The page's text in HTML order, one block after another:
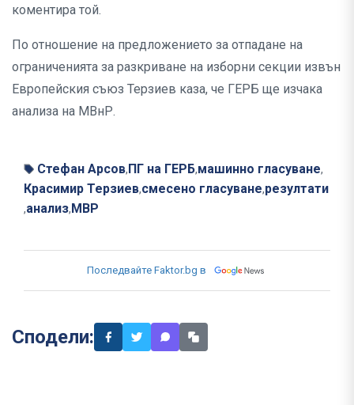
коментира той.
По отношение на предложението за отпадане на
ограниченията за разкриване на изборни секции извън
Европейския съюз Терзиев каза, че ГЕРБ ще изчака
анализа на МВнР.
Стефан Арсов, ПГ на ГЕРБ,машинно гласуване,
Красимир Терзиев,смесено гласуване,резултати
,анализ, МВР
Последвайте Faktor.bg в
Сподели: